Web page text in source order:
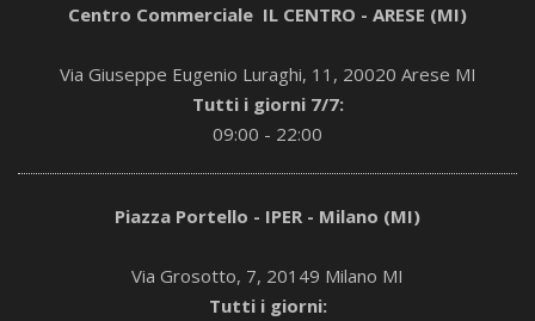
Centro Commerciale IL CENTRO - ARESE (MI)
Via Giuseppe Eugenio Luraghi, 11, 20020 Arese MI
Tutti i giorni 7/7:
09:00 - 22:00
Piazza Portello - IPER - Milano (MI)
Via Grosotto, 7, 20149 Milano MI
Tutti i giorni: